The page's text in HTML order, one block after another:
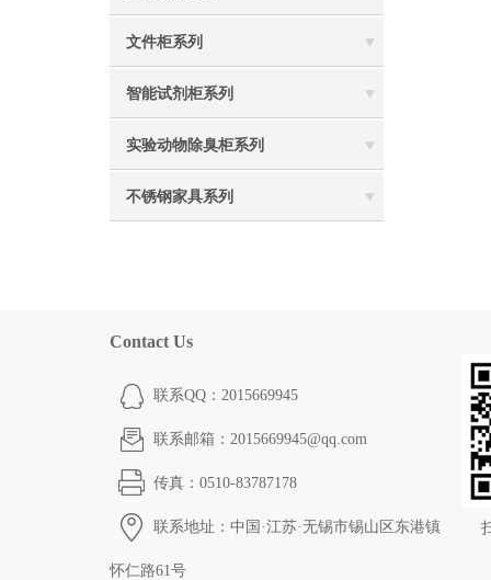
文件柜系列
智能试剂柜系列
实验动物除臭柜系列
不锈钢家具系列
Contact Us
联系QQ：2015669945
联系邮箱：2015669945@qq.com
传真：0510-83787178
联系地址：中国·江苏·无锡市锡山区东港镇
怀仁路61号